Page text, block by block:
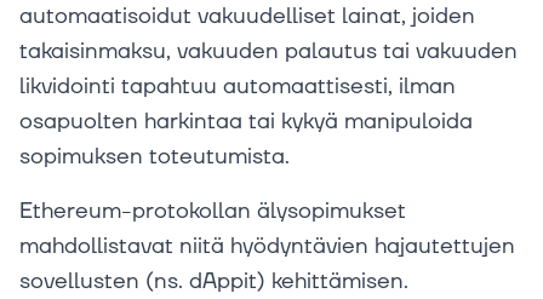
automaatisoidut vakuudelliset lainat, joiden
takaisinmaksu, vakuuden palautus tai vakuuden
likvidointi tapahtuu automaattisesti, ilman
osapuolten harkintaa tai kykyä manipuloida
sopimuksen toteutumista.
Ethereum-protokollan älysopimukset
mahdollistavat niitä hyödyntävien hajautettujen
sovellusten (ns. dAppit) kehittämisen.